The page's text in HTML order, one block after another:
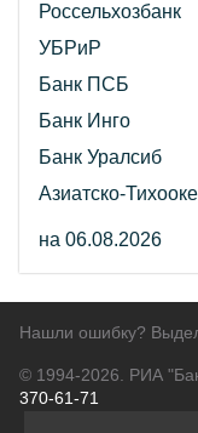
Россельхозбанк
УБРиР
Банк ПСБ
Банк Инго
Банк Уралсиб
Азиатско-
на 06.08.2026
Нашли ошибку?
© 1994-2026. РИА
370-61-71